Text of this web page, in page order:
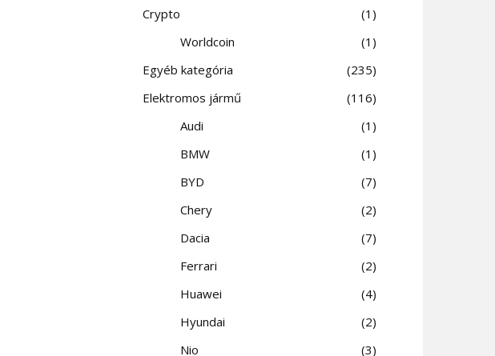
Crypto
1
Worldcoin
1
Egyéb kategória
235
Elektromos jármű
116
Audi
1
BMW
1
BYD
7
Chery
2
Dacia
7
Ferrari
2
Huawei
4
Hyundai
2
Nio
3